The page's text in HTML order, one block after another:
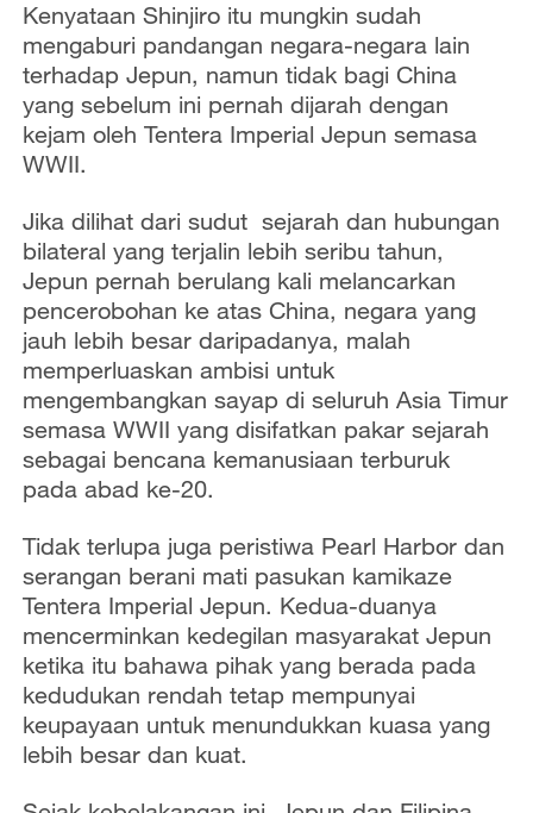
Kenyataan Shinjiro itu mungkin sudah
mengaburi pandangan negara-negara lain
terhadap Jepun, namun tidak bagi China
yang sebelum ini pernah dijarah dengan
kejam oleh Tentera Imperial Jepun semasa
WWII.
Jika dilihat dari sudut sejarah dan hubungan
bilateral yang terjalin lebih seribu tahun,
Jepun pernah berulang kali melancarkan
pencerobohan ke atas China, negara yang
jauh lebih besar daripadanya, malah
memperluaskan ambisi untuk
mengembangkan sayap di seluruh Asia Timur
semasa WWII yang disifatkan pakar sejarah
sebagai bencana kemanusiaan terburuk
pada abad ke-20.
Tidak terlupa juga peristiwa Pearl Harbor dan
serangan berani mati pasukan kamikaze
Tentera Imperial Jepun. Kedua-duanya
mencerminkan kedegilan masyarakat Jepun
ketika itu bahawa pihak yang berada pada
kedudukan rendah tetap mempunyai
keupayaan untuk menundukkan kuasa yang
lebih besar dan kuat.